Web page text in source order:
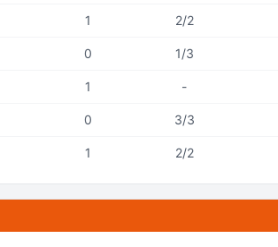
1 2/2
0 1/3
1 -
0 3/3
1 2/2